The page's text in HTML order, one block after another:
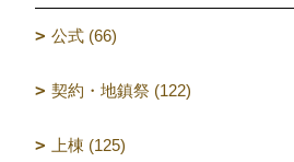
公式 (66)
契約・地鎮祭 (122)
上棟 (125)